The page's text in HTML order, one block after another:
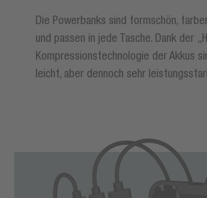
Die Powerbanks sind formschön,
und passen in jede Tasche. Dank der
Kompressionstechnologie der Akkus
leicht, aber dennoch sehr